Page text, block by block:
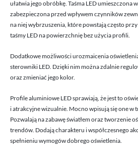
ułatwia jego obróbkę. Taśma LED umieszczona
zabezpieczona przed wpływem czynników
na niej wybrzuszenia, które powstają często
taśmy LED na powierzchnię bez użycia profili.
Dodatkowe możliwości urozmaicenia
sterowniki LED. Dzięki nim można zdalnie
oraz zmieniać jego kolor.
Profile aluminiowe LED sprawiają, że jest to
i atrakcyjne wizualnie. Mocno wpisują się one w
Pozwalają na zabawę światłem oraz tworzenie
trendów. Dodają charakteru i współczesnego
spełnieniu wymogów dobrego oświetlenia.